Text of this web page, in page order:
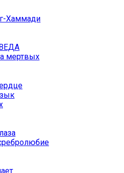
Хаммади
мертвых